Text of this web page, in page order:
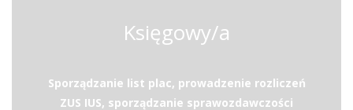
Księgowy/a
Sporządzanie list plac, prowadzenie rozliczeń
ZUS IUS, sporządzanie sprawozdawczości